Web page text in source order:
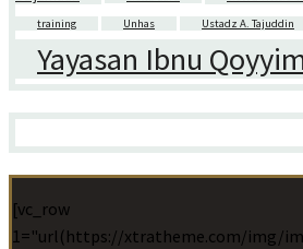
training Unhas Ustadz A. Tajuddin
Yayasan Ibnu
[vc_row
1="url(https://xtratheme.com/img/